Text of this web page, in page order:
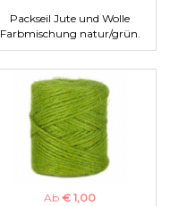
Packseil Jute und Wolle
Farbmischung natur/grün.
Ab € 1,00